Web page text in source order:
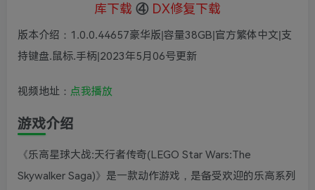
库下载 ④ DX修复下载
版本介绍：1.0.0.44657豪华版|容量38GB|官方繁体中文|支
持键盘.鼠标.手柄|2023年5月06号更新
视频地址： 点我播放
游戏介绍
《乐高星球大战:天行者传奇(LEGO Star Wars:The
Skywalker Saga)》是一款动作游戏，是备受欢迎的乐高系列